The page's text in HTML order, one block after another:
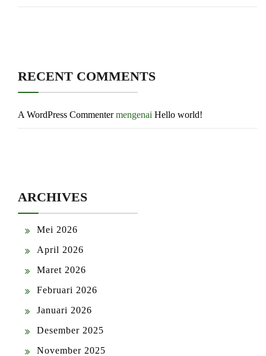
RECENT COMMENTS
A WordPress Commentermengenai Hello world!
ARCHIVES
Mei 2026
April 2026
Maret 2026
Februari 2026
Januari 2026
Desember 2025
November 2025